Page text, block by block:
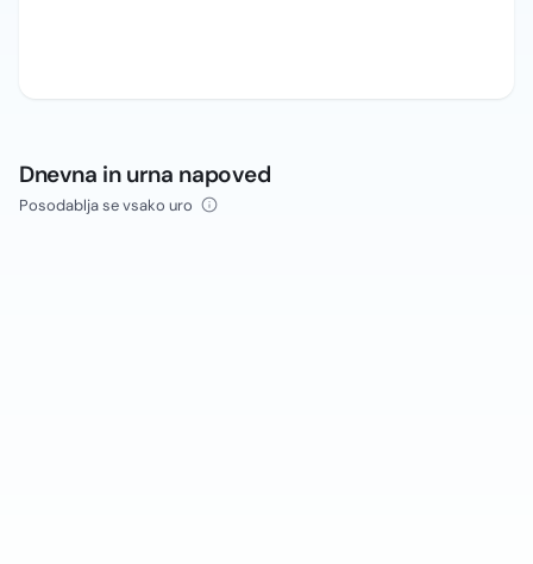
Dnevna in urna napoved
Posodablja se vsako uro